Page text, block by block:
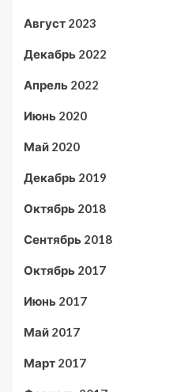
Август 2023
Декабрь 2022
Апрель 2022
Июнь 2020
Май 2020
Декабрь 2019
Октябрь 2018
Сентябрь 2018
Октябрь 2017
Июнь 2017
Май 2017
Март 2017